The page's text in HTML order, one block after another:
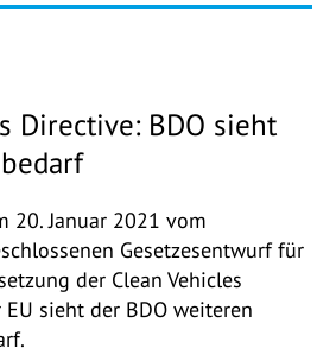
Directive: BDO sieht
20. Januar 2021 vom
Gesetzesentwurf für
der Clean Vehicles
EU sieht der BDO weiteren